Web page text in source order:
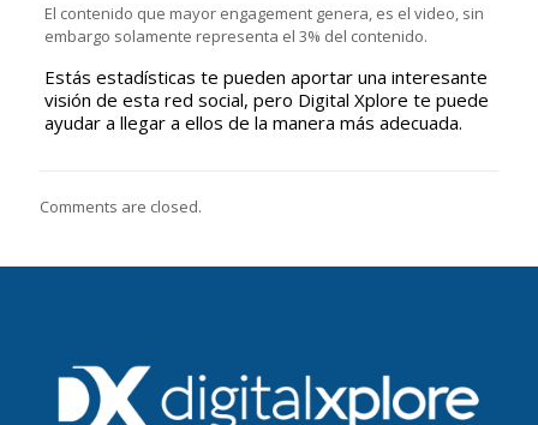
El contenido que mayor engagement genera, es el video, sin
embargo solamente representa el 3% del contenido.
Estás estadísticas te pueden aportar una interesante
visión de esta red social, pero Digital Xplore te puede
ayudar a llegar a ellos de la manera más adecuada.
Comments are closed.